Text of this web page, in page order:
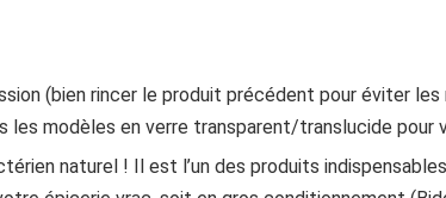
(bien rincer le produit précédent pour éviter
les modèles en verre transparent/translucide pour
naturel ! Il est l’un des produits